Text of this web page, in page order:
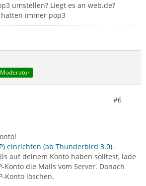
umstellen? Liegt es an web.de?
immer pop3
#6
einrichten (ab Thunderbird 3.0).
auf deinem Konto haben solltest, lade
Konto die Mails vom Server. Danach
Konto löschen.